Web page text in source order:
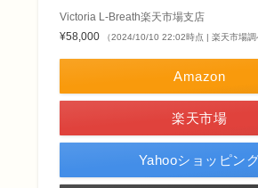
Victoria L-Breath楽天市場支店
¥58,000
（2024/10/10 22:02時点 | 楽天市場調
Amazon
楽天市場
Yahooショッピン